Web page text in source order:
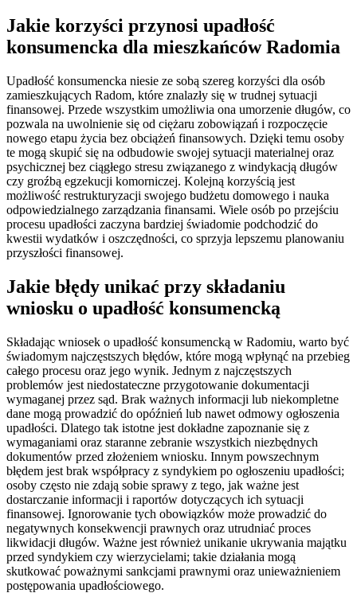
Jakie korzyści przynosi upadłość
konsumencka dla mieszkańców Radomia
Upadłość konsumencka niesie ze sobą szereg korzyści dla osób
zamieszkujących Radom, które znalazły się w trudnej sytuacji
finansowej. Przede wszystkim umożliwia ona umorzenie długów, co
pozwala na uwolnienie się od ciężaru zobowiązań i rozpoczęcie
nowego etapu życia bez obciążeń finansowych. Dzięki temu osoby
te mogą skupić się na odbudowie swojej sytuacji materialnej oraz
psychicznej bez ciągłego stresu związanego z windykacją długów
czy groźbą egzekucji komorniczej. Kolejną korzyścią jest
możliwość restrukturyzacji swojego budżetu domowego i nauka
odpowiedzialnego zarządzania finansami. Wiele osób po przejściu
procesu upadłości zaczyna bardziej świadomie podchodzić do
kwestii wydatków i oszczędności, co sprzyja lepszemu planowaniu
przyszłości finansowej.
Jakie błędy unikać przy składaniu
wniosku o upadłość konsumencką
Składając wniosek o upadłość konsumencką w Radomiu, warto być
świadomym najczęstszych błędów, które mogą wpłynąć na przebieg
całego procesu oraz jego wynik. Jednym z najczęstszych
problemów jest niedostateczne przygotowanie dokumentacji
wymaganej przez sąd. Brak ważnych informacji lub niekompletne
dane mogą prowadzić do opóźnień lub nawet odmowy ogłoszenia
upadłości. Dlatego tak istotne jest dokładne zapoznanie się z
wymaganiami oraz staranne zebranie wszystkich niezbędnych
dokumentów przed złożeniem wniosku. Innym powszechnym
błędem jest brak współpracy z syndykiem po ogłoszeniu upadłości;
osoby często nie zdają sobie sprawy z tego, jak ważne jest
dostarczanie informacji i raportów dotyczących ich sytuacji
finansowej. Ignorowanie tych obowiązków może prowadzić do
negatywnych konsekwencji prawnych oraz utrudniać proces
likwidacji długów. Ważne jest również unikanie ukrywania majątku
przed syndykiem czy wierzycielami; takie działania mogą
skutkować poważnymi sankcjami prawnymi oraz unieważnieniem
postępowania upadłościowego.